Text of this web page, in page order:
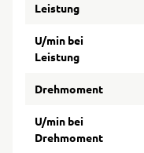
Leistung
U/min bei
Leistung
Drehmoment
U/min bei
Drehmoment